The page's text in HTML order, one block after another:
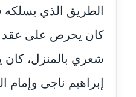
عاملة
مدونة غادة سيد
عاملة
مدونة غازي جابر
الطريق الذي يسلكه
كان يحرص على عقد
شعري بالمنزل، كان
إبراهيم ناجى وإمام